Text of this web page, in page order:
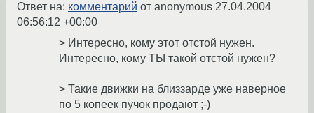
Ответ на: комментарий от anonymous 27.04.2004
06:56:12 +00:00
> Интересно, кому этот отстой нужен.
Интересно, кому ТЫ такой отстой нужен?
> Такие движки на близзарде уже наверное
по 5 копеек пучок продают ;-)